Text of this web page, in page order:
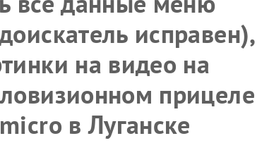
на видео на
прицеле
в Луганске